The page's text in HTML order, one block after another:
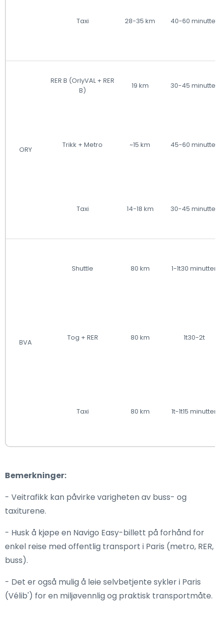
Taxi 28-35 km 40-60 minutter
ORY
RER B (OrlyVAL + RER
B)
19 km 30-45 minutter
Trikk + Metro ~15 km 45-60 minutter
Taxi 14-18 km 30-45 minutter
BVA
Shuttle 80 km 1-1t30 minutter
Tog + RER 80 km 1t30-2t
Taxi 80 km 1t-1t15 minutter
Bemerkninger:
- Veitrafikk kan påvirke varigheten av buss- og
taxiturene.
- Husk å kjøpe en Navigo Easy-billett på forhånd for
enkel reise med offentlig transport i Paris (metro, RER,
buss).
- Det er også mulig å leie selvbetjente sykler i Paris
(Vélib') for en miljøvennlig og praktisk transportmåte.